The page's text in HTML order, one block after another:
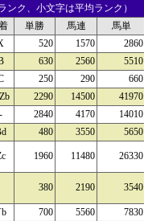
ンク、小文字は平均ランク）
単勝 馬連 馬単
520 1570 2860
630 2560 5510
250 290 660
2290 14500 41970
- 2840 4170 14010
480 3550 5650
1960 11480 26330
380 2190 3540
700 5560 7830